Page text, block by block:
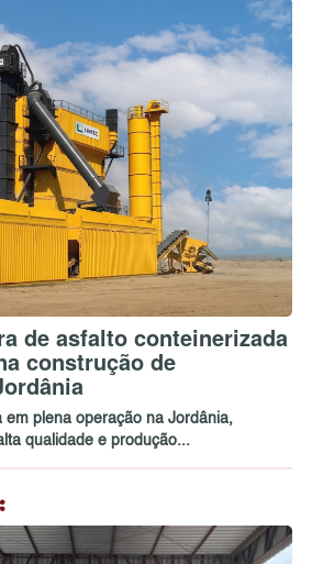
de asfalto conteinerizada
construção de
em plena operação na Jordânia,
qualidade e produção...